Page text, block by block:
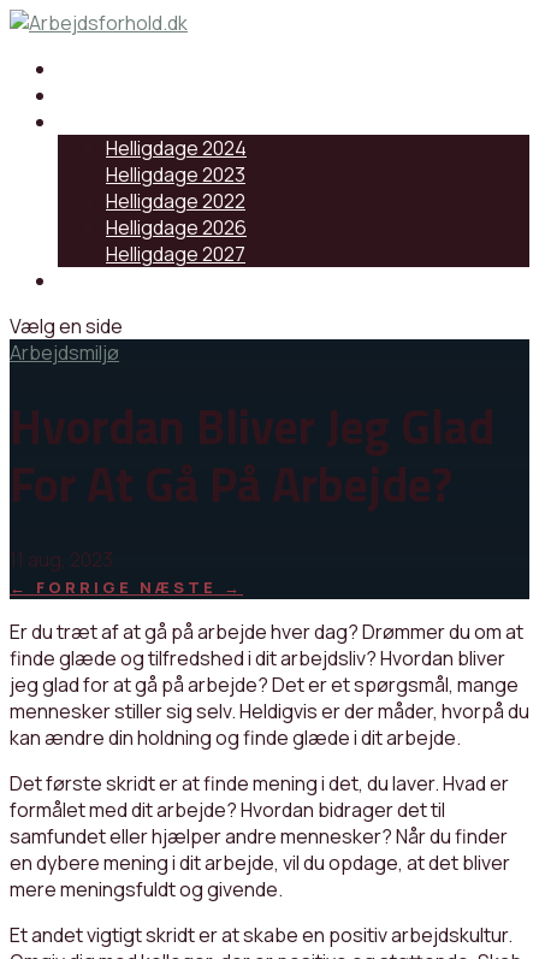
Helligdage 2024
Helligdage 2023
Helligdage 2022
Helligdage 2026
Helligdage 2027
Vælg en side
Arbejdsmiljø
Hvordan Bliver Jeg Glad
For At Gå På Arbejde?
11 aug, 2023
← FORRIGE NÆSTE →
Er du træt af at gå på arbejde hver dag? Drømmer du om at
finde glæde og tilfredshed i dit arbejdsliv? Hvordan bliver
jeg glad for at gå på arbejde? Det er et spørgsmål, mange
mennesker stiller sig selv. Heldigvis er der måder, hvorpå du
kan ændre din holdning og finde glæde i dit arbejde.
Det første skridt er at finde mening i det, du laver. Hvad er
formålet med dit arbejde? Hvordan bidrager det til
samfundet eller hjælper andre mennesker? Når du finder
en dybere mening i dit arbejde, vil du opdage, at det bliver
mere meningsfuldt og givende.
Et andet vigtigt skridt er at skabe en positiv arbejdskultur.